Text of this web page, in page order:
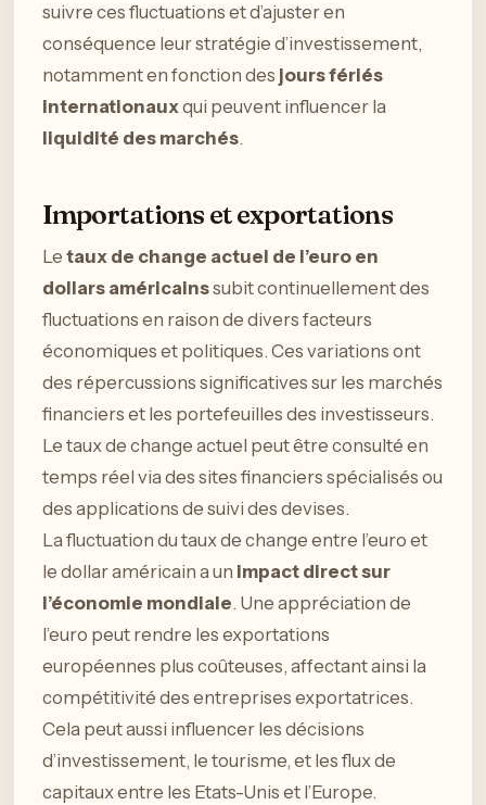
suivre ces fluctuations et d’ajuster en
conséquence leur stratégie d’investissement,
notamment en fonction des jours fériés
internationauxqui peuvent influencer la
liquidité des marchés.
Importations et exportations
Le taux de change actuel de l’euro en
dollars américainssubit continuellement des
fluctuations en raison de divers facteurs
économiques et politiques. Ces variations ont
des répercussions significatives sur les marchés
financiers et les portefeuilles des investisseurs.
Le taux de change actuel peut être consulté en
temps réel via des sites financiers spécialisés ou
des applications de suivi des devises.
La fluctuation du taux de change entre l’euro et
le dollar américain a un impact direct sur
l’économie mondiale. Une appréciation de
l’euro peut rendre les exportations
européennes plus coûteuses, affectant ainsi la
compétitivité des entreprises exportatrices.
Cela peut aussi influencer les décisions
d’investissement, le tourisme, et les flux de
capitaux entre les Etats-Unis et l’Europe.